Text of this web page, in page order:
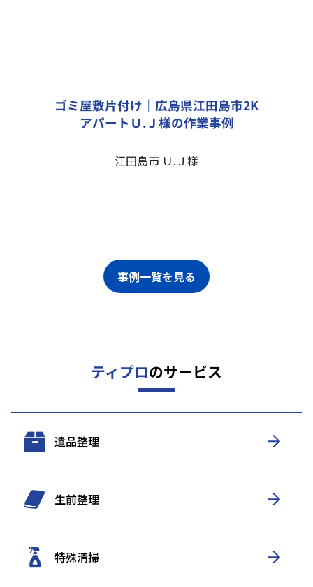
ゴミ屋敷片付け｜広島県江田島市2K
アパートＵ.Ｊ様の作業事例
江田島市 Ｕ.Ｊ様
事例一覧を見る
ティプロのサービス
遺品整理
生前整理
特殊清掃